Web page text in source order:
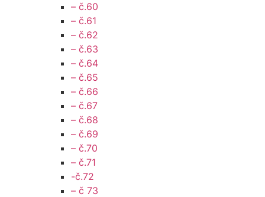
– č.60
– č.61
– č.62
– č.63
– č.64
– č.65
– č.66
– č.67
– č.68
– č.69
– č.70
– č.71
-č.72
– č 73